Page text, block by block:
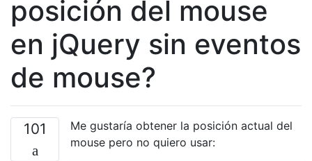
posición del mouse
en jQuery sin eventos
de mouse?
101
Me gustaría obtener la posición actual del
mouse pero no quiero usar: